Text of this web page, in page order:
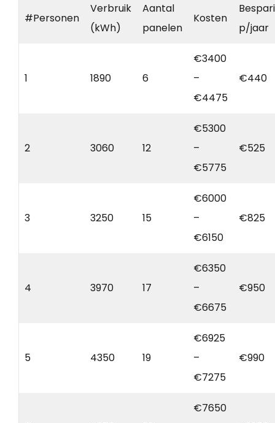
#Personen
Verbruik
(kWh)
Aantal
panelen
Kosten
p/jaar
1 1890 6
€3400
–
€4475
€440
2 3060 12
€5300
–
€5775
€525
3 3250 15
€6000
–
€6150
€825
4 3970 17
€6350
–
€6675
€950
5 4350 19
€6925
–
€7275
€990
€7650